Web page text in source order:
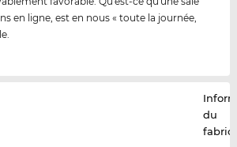
en ligne, est en nous « toute la journée,
du